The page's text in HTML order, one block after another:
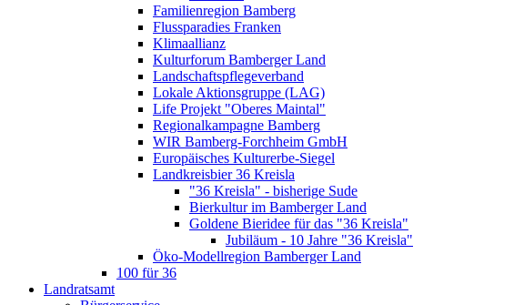
Familienregion Bamberg
Flussparadies Franken
Klimaallianz
Kulturforum Bamberger Land
Landschaftspflegeverband
Lokale Aktionsgruppe (LAG)
Life Projekt "Oberes Maintal"
Regionalkampagne Bamberg
WIR Bamberg-Forchheim GmbH
Europäisches Kulturerbe-Siegel
Landkreisbier 36 Kreisla
"36 Kreisla" - bisherige Sude
Bierkultur im Bamberger Land
Goldene Bieridee für das "36 Kreisla"
Jubiläum - 10 Jahre "36 Kreisla"
Öko-Modellregion Bamberger Land
100 für 36
Landratsamt